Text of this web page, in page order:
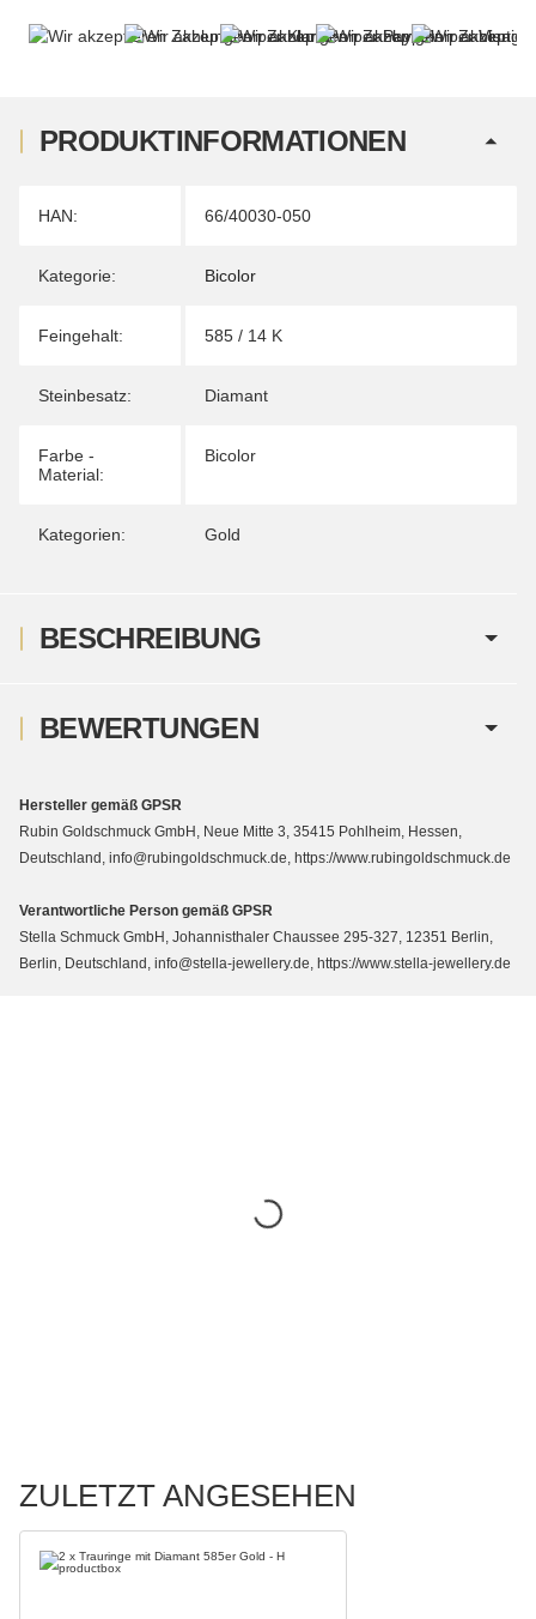
PRODUKTINFORMATIONEN
Produkteigenschaft
Wert
HAN: 66/40030-050
Kategorie: Bicolor
Feingehalt: 585 / 14 K
Steinbesatz: Diamant
Farbe -
Material:
Bicolor
Kategorien: Gold
BESCHREIBUNG
BEWERTUNGEN
Hersteller gemäß GPSR
Rubin Goldschmuck GmbH, Neue Mitte 3, 35415 Pohlheim, Hessen,
Deutschland, info@rubingoldschmuck.de, https://www.rubingoldschmuck.de
Verantwortliche Person gemäß GPSR
Stella Schmuck GmbH, Johannisthaler Chaussee 295-327, 12351 Berlin,
Berlin, Deutschland, info@stella-jewellery.de, https://www.stella-jewellery.de
ZULETZT ANGESEHEN